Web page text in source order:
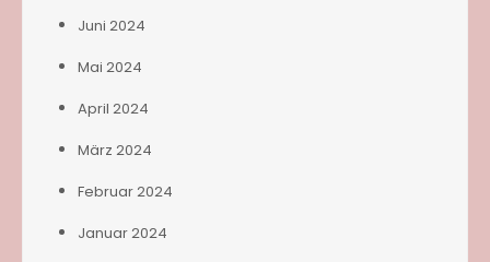
Juni 2024
Mai 2024
April 2024
März 2024
Februar 2024
Januar 2024